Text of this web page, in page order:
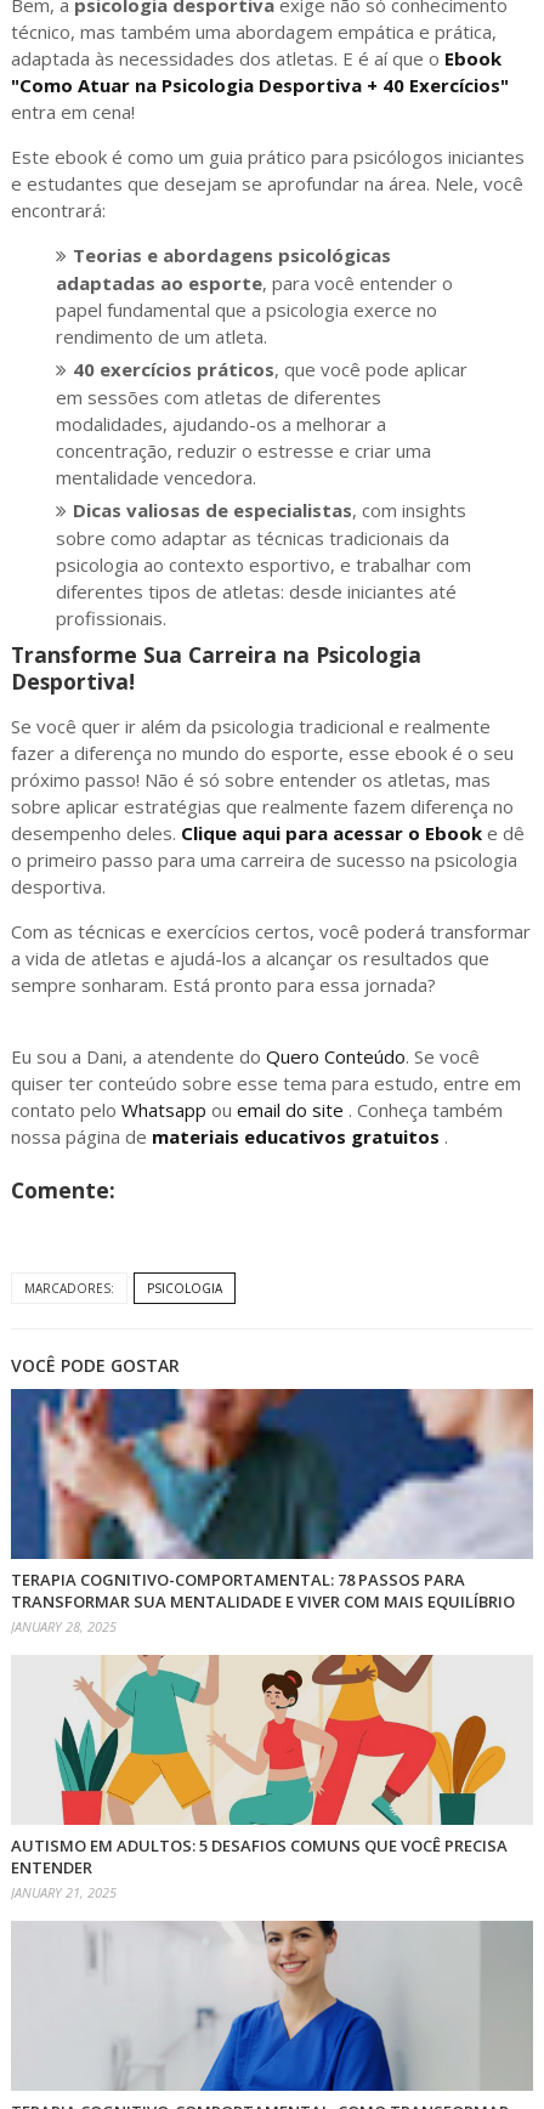
Bem, a psicologia desportivaexige não só conhecimento
técnico, mas também uma abordagem empática e prática,
adaptada às necessidades dos atletas. E é aí que o Ebook
"Como Atuar na Psicologia Desportiva + 40 Exercícios"
entra em cena!
Este ebook é como um guia prático para psicólogos iniciantes
e estudantes que desejam se aprofundar na área. Nele, você
encontrará:
Teorias e abordagens psicológicas
adaptadas ao esporte, para você entender o
papel fundamental que a psicologia exerce no
rendimento de um atleta.
40 exercícios práticos, que você pode aplicar
em sessões com atletas de diferentes
modalidades, ajudando-os a melhorar a
concentração, reduzir o estresse e criar uma
mentalidade vencedora.
Dicas valiosas de especialistas, com insights
sobre como adaptar as técnicas tradicionais da
psicologia ao contexto esportivo, e trabalhar com
diferentes tipos de atletas: desde iniciantes até
profissionais.
Transforme Sua Carreira na Psicologia
Desportiva!
Se você quer ir além da psicologia tradicional e realmente
fazer a diferença no mundo do esporte, esse ebook é o seu
próximo passo! Não é só sobre entender os atletas, mas
sobre aplicar estratégias que realmente fazem diferença no
desempenho deles. Clique aqui para acessar o Ebooke dê
o primeiro passo para uma carreira de sucesso na psicologia
desportiva.
Com as técnicas e exercícios certos, você poderá transformar
a vida de atletas e ajudá-los a alcançar os resultados que
sempre sonharam. Está pronto para essa jornada?
Eu sou a Dani, a atendente do Quero Conteúdo. Se você
quiser ter conteúdo sobre esse tema para estudo, entre em
contato pelo Whatsapp ou email do site . Conheça também
nossa página de materiais educativos gratuitos .
Comente:
MARCADORES: PSICOLOGIA
VOCÊ PODE GOSTAR
TERAPIA COGNITIVO-COMPORTAMENTAL: 78 PASSOS PARA
TRANSFORMAR SUA MENTALIDADE E VIVER COM MAIS EQUILÍBRIO
JANUARY 28, 2025
AUTISMO EM ADULTOS: 5 DESAFIOS COMUNS QUE VOCÊ PRECISA
ENTENDER
JANUARY 21, 2025